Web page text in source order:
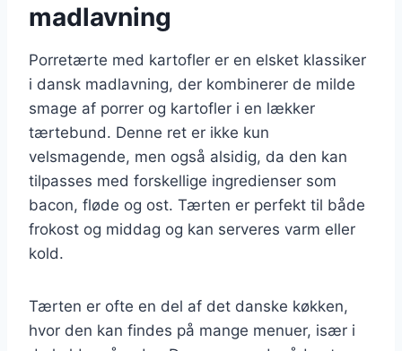
madlavning
Porretærte med kartofler er en elsket klassiker
i dansk madlavning, der kombinerer de milde
smage af porrer og kartofler i en lækker
tærtebund. Denne ret er ikke kun
velsmagende, men også alsidig, da den kan
tilpasses med forskellige ingredienser som
bacon, fløde og ost. Tærten er perfekt til både
frokost og middag og kan serveres varm eller
kold.
Tærten er ofte en del af det danske køkken,
hvor den kan findes på mange menuer, især i